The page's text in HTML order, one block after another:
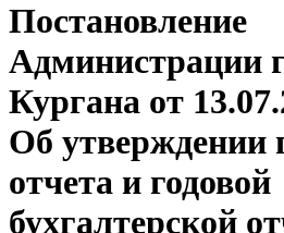
Постановление
Администрации
Кургана от
Об утверждении
отчета и годовой
бухгалтерской